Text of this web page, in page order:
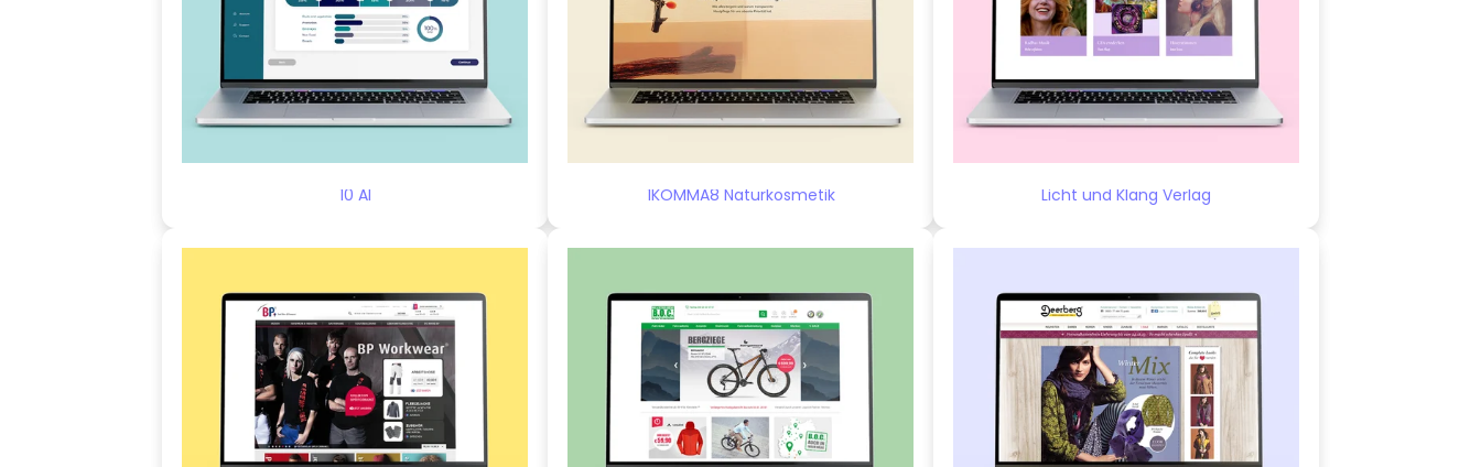
10 AI 1KOMMA8 Naturkosmetik Licht und Klang Verlag